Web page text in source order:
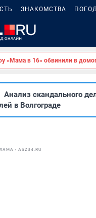
ЗНАКОМСТВА
«Мама в 16» обвинили в
Анализ скандального
в Волгограде
• ASZ34.RU